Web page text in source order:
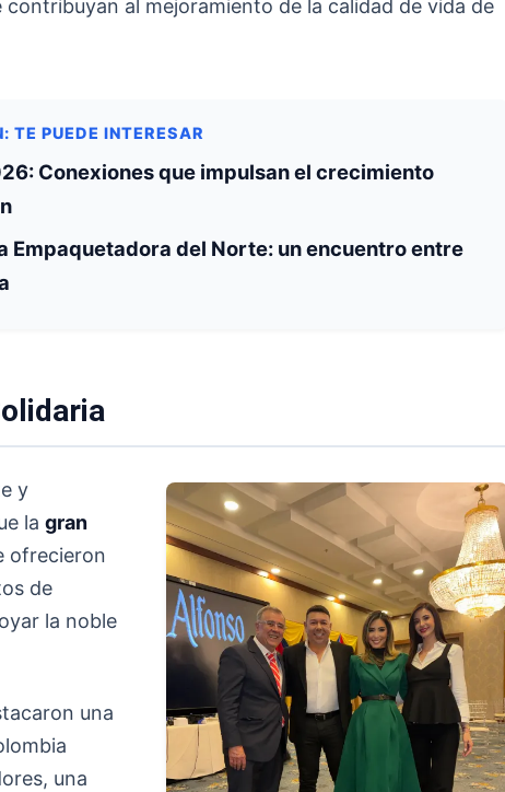
al mejoramiento de la calidad de vida de
TE PUEDE INTERESAR
Conexiones que impulsan el crecimiento
Empaquetadora del Norte: un encuentro entre
y
la gran
ofrecieron
de
la noble
una
una